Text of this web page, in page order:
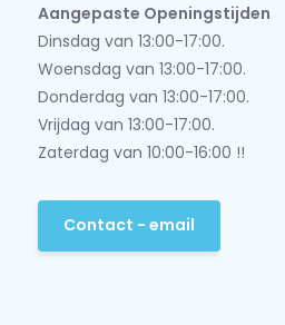
Aangepaste Openingstijden
Dinsdag van 13:00-17:00.
Woensdag van 13:00-17:00.
Donderdag van 13:00-17:00.
Vrijdag van 13:00-17:00.
Zaterdag van 10:00-16:00 !!
Contact - email